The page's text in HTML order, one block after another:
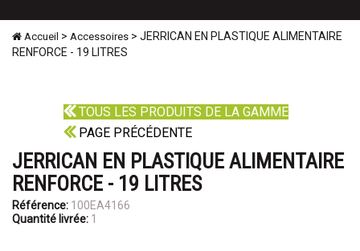
Accueil > Accessoires > JERRICAN EN PLASTIQUE ALIMENTAIRE
RENFORCE - 19 LITRES
TOUS LES PRODUITS DE LA GAMME
PAGE PRÉCÉDENTE
JERRICAN EN PLASTIQUE ALIMENTAIRE
RENFORCE - 19 LITRES
Référence: 100EA4166
Quantité livrée: 1